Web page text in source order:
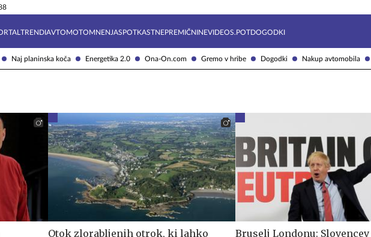
Naj planinska koča Energetika 2.0 Ona-On.com Gremo v hribe Dogodki Nakup avtomobila
TRENDIAVTOMOTOMNENJASPOTKASTNEPREMIČNINEVIDEOS.POTDOGODKI
Otok zlorabljenih otrok, ki lahko
Bruselj Londonu: Slovencev